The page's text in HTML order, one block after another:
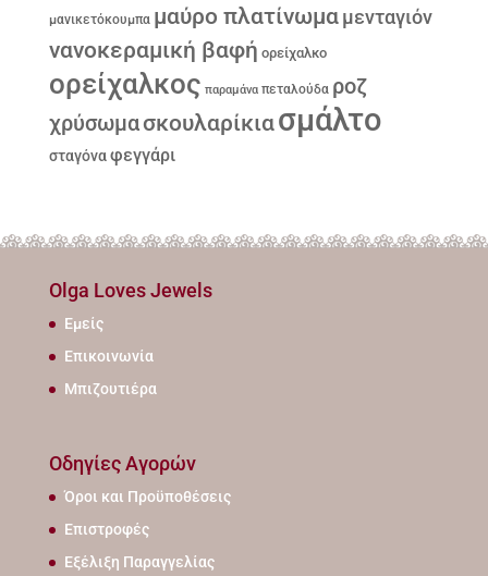
μανικετόκουμπα μαύρο πλατίνωμα μενταγιόν
νανοκεραμική βαφή ορείχαλκο
ορείχαλκος παραμάνα πεταλούδα ροζ
χρύσωμασκουλαρίκιασμάλτο
σταγόνα φεγγάρι
Olga Loves Jewels
Εμείς
Επικοινωνία
Μπιζουτιέρα
Οδηγίες Αγορών
Όροι και Προϋποθέσεις
Επιστροφές
Εξέλιξη Παραγγελίας